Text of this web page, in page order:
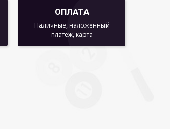
ОПЛАТА
Наличные, наложенный
платеж, карта